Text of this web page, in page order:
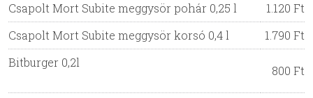
Csapolt Mort Subite meggysör pohár 0,25 l
1.120 Ft
Csapolt Mort Subite meggysör korsó 0,4 l
1.790 Ft
Bitburger 0,2l
800 Ft